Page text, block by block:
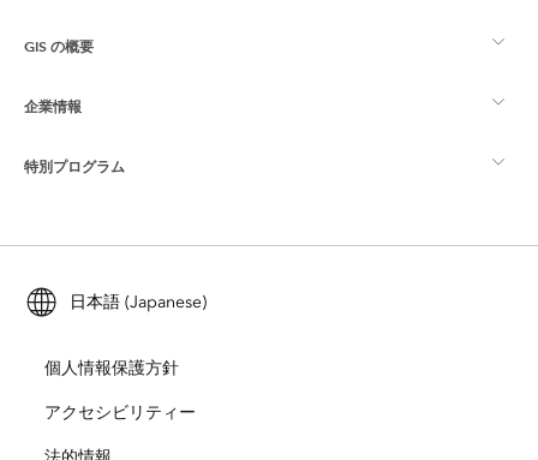
マッピング
Esri Community
ArcGIS ブログ
ユーザー調査およびテスト
Esri Young Professionals Network
GIS の概要
GIS とは
ロケーション インテリジェンス
トレーニング
ArcUser
ArcNews
ArcWatch
企業情報
Esri について
採用情報
オープンビジョン
特別プログラム
ArcGIS for Student Use
自然保護
日本語 (Japanese)
個人情報保護方針
アクセシビリティー